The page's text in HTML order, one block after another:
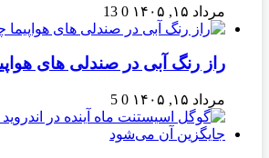
مرداد ۱۵, ۱۴۰۵ 0
13
راز رنگ آبی در صندلی های
مرداد ۱۵, ۱۴۰۵ 0
5